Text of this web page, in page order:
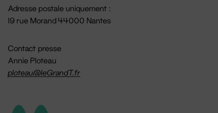
Adresse postale uniquement :
19 rue Morand 44000 Nantes
Contact presse
Annie Ploteau
ploteau@leGrandT.fr